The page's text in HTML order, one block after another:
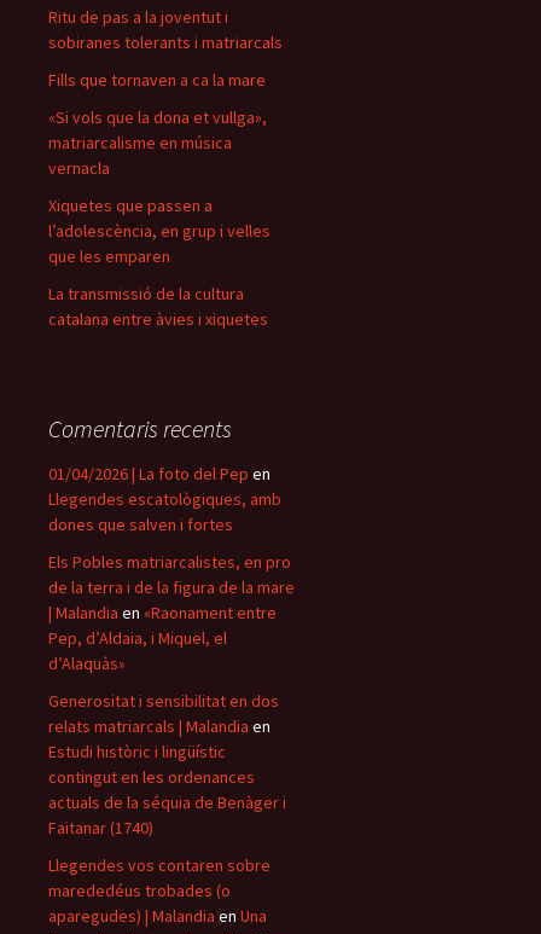
Ritu de pas a la joventut i
sobiranes tolerants i matriarcals
Fills que tornaven a ca la mare
«Si vols que la dona et vullga»,
matriarcalisme en música
vernacla
Xiquetes que passen a
l’adolescència, en grup i velles
que les emparen
La transmissió de la cultura
catalana entre àvies i xiquetes
Comentaris recents
01/04/2026 | La foto del Pep en
Llegendes escatològiques, amb
dones que salven i fortes
Els Pobles matriarcalistes, en pro
de la terra i de la figura de la mare
| Malandia en «Raonament entre
Pep, d’Aldaia, i Miquel, el
d’Alaquàs»
Generositat i sensibilitat en dos
relats matriarcals | Malandia en
Estudi històric i lingüístic
contingut en les ordenances
actuals de la séquia de Benàger i
Faitanar (1740)
Llegendes vos contaren sobre
marededéus trobades (o
aparegudes) | Malandia en Una